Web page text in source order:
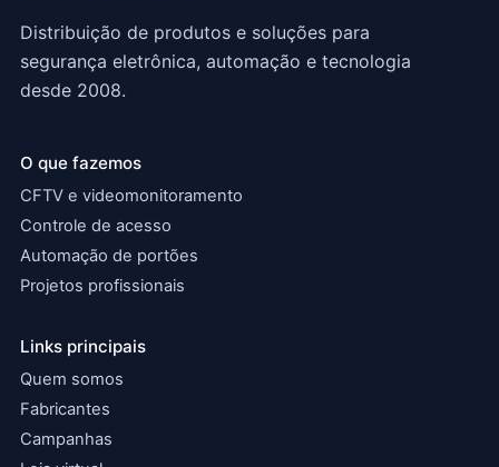
Distribuição de produtos e soluções para
segurança eletrônica, automação e tecnologia
desde 2008.
O que fazemos
CFTV e videomonitoramento
Controle de acesso
Automação de portões
Projetos profissionais
Links principais
Quem somos
Fabricantes
Campanhas